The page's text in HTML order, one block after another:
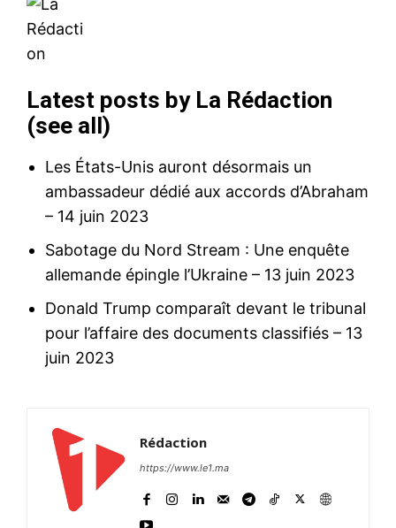
Latest posts by La Rédaction
(see all)
Les États-Unis auront désormais un
ambassadeur dédié aux accords d’Abraham
– 14 juin 2023
Sabotage du Nord Stream : Une enquête
allemande épingle l’Ukraine – 13 juin 2023
Donald Trump comparaît devant le tribunal
pour l’affaire des documents classifiés – 13
juin 2023
Rédaction
https://www.le1.ma